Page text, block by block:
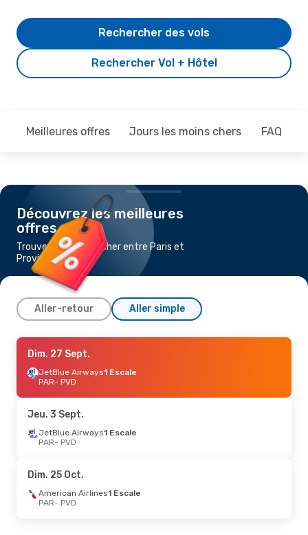
Rechercher Vol + Hôtel
Rechercher des vols
Meilleures offres Jours les moins chers FAQ
Découvrez les meilleures
offres
Trouvez un vol pas cher entre Paris et
Providence
Aller-retour Aller simple
Jeu. 27 Août- Mar. 1 Sept.
JetBlue Airways1 Escale
PAR- PVD
PVD- PAR
Ven. 4 Sept.- Mar. 8 Sept.
JetBlue Airways
PVD- PAR
Dim. 27 Sept.
JetBlue Airways1 Escale
PAR- PVD
Jeu. 3 Sept.
JetBlue Airways1 Escale
PAR- PVD
Dim. 25 Oct.
American Airlines1 Escale
PAR- PVD